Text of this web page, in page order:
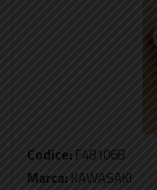
Codice: F48106B
Marca: KAWASAKI